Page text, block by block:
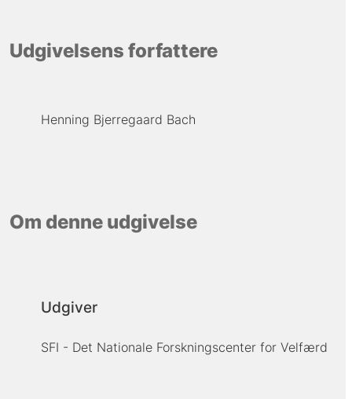
Udgivelsens forfattere
Henning Bjerregaard Bach
Om denne udgivelse
Udgiver
SFI - Det Nationale Forskningscenter for Velfærd